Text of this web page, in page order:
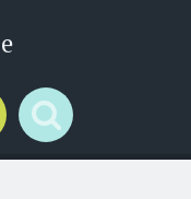
Links
Search